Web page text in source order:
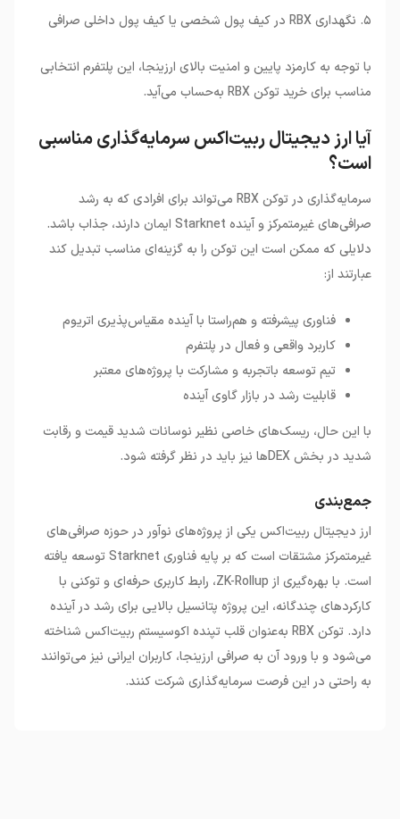
۵. نگهداری در کیف پول شخصی یا کیف پول داخلی صرافی
با توجه به کارمزد پایین و امنیت بالای ارزینجا، این پلتفرم انتخابی
مناسب برای خرید توکن
به‌حساب می‌آید.
آیا ارز دیجیتال ربیت‌اکس سرمایه‌گذاری مناسبی
است؟
سرمایه‌گذاری در توکن
می‌تواند برای افرادی که به رشد
صرافی‌های غیرمتمرکز و آینده
ایمان دارند، جذاب باشد.
دلایلی که ممکن است این توکن را به گزینه‌ای مناسب تبدیل کند
عبارتند از:
فناوری پیشرفته و هم‌راستا با آینده مقیاس‌پذیری اتریوم
کاربرد واقعی و فعال در پلتفرم
تیم توسعه باتجربه و مشارکت با پروژه‌های معتبر
قابلیت رشد در بازار گاوی آینده
با این حال، ریسک‌های خاصی نظیر نوسانات شدید قیمت و رقابت
شدید در بخش
ها نیز باید در نظر گرفته شود.
جمع‌بندی
ارز دیجیتال ربیت‌اکس یکی از پروژه‌های نوآور در حوزه صرافی‌های
غیرمتمرکز مشتقات است که بر پایه فناوری
توسعه یافته
است. با بهره‌گیری از
، رابط کاربری حرفه‌ای و توکنی با
کارکردهای چندگانه، این پروژه پتانسیل بالایی برای رشد در آینده
دارد. توکن
به‌عنوان قلب تپنده اکوسیستم ربیت‌اکس شناخته
می‌شود و با ورود آن به صرافی ارزینجا، کاربران ایرانی نیز می‌توانند
به راحتی در این فرصت سرمایه‌گذاری شرکت کنند.